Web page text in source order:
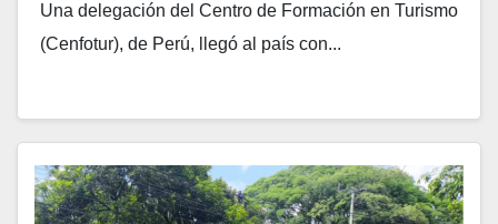
Una delegación del Centro de Formación en Turismo
(Cenfotur), de Perú, llegó al país con...